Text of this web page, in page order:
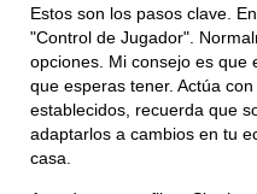
Estos son los pasos clave.
"Control de Jugador".
opciones. Mi consejo es que
que esperas tener. Actúa
establecidos, recuerda que
adaptarlos a cambios en tu
casa.